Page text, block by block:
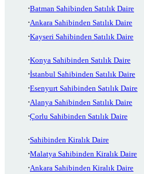
Batman Sahibinden Satılık Daire
Ankara Sahibinden Satılık Daire
Kayseri Sahibinden Satılık Daire
Konya Sahibinden Satılık Daire
İstanbul Sahibinden Satılık Daire
Esenyurt Sahibinden Satılık Daire
Alanya Sahibinden Satılık Daire
Çorlu Sahibinden Satılık Daire
Sahibinden Kiralık Daire
Malatya Sahibinden Kiralık Daire
Ankara Sahibinden Kiralık Daire